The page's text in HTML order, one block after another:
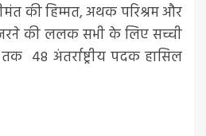
की हिम्मत, अथक परिश्रम और
की ललक सभी के लिए सच्ची
48 अंतर्राष्ट्रीय पदक हासिल